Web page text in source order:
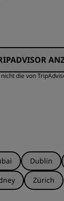
die von
Dublin
Zürich